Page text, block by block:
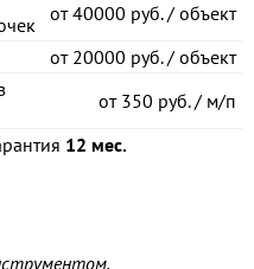
от40000 руб. / объект
от20000 руб. / объект
от350 руб. / м/п
12 мес.